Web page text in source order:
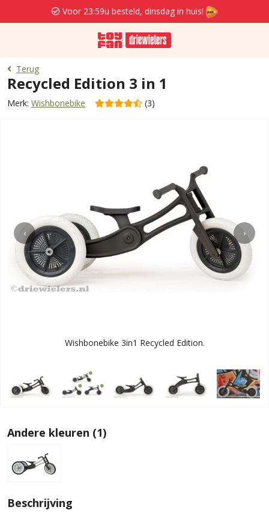
Voor 23:59u besteld, dinsdag in huis!
Terug
Recycled Edition 3 in 1
Merk: Wishbonebike (3)
‹ ›
Wishbonebike 3in1 Recycled Edition.
Andere kleuren (1)
Beschrijving